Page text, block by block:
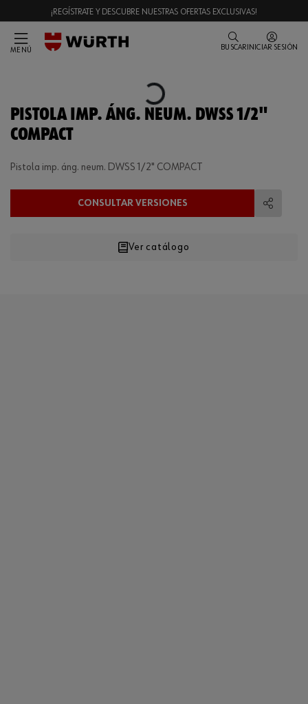
¡REGÍSTRATE Y DESCUBRE NUESTRAS OFERTAS EXCLUSIVAS!
MENÚ BUSCAR INICIAR SESIÓN
Loading...
PISTOLA IMP. ÁNG. NEUM. DWSS 1/2"
COMPACT
Pistola imp. áng. neum. DWSS 1/2" COMPACT
CONSULTAR VERSIONES
Ver catálogo